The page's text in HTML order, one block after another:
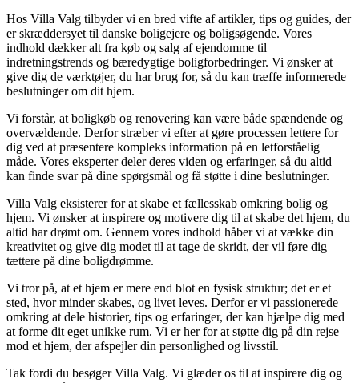
Hos Villa Valg tilbyder vi en bred vifte af artikler, tips og guides, der
er skræddersyet til danske boligejere og boligsøgende. Vores
indhold dækker alt fra køb og salg af ejendomme til
indretningstrends og bæredygtige boligforbedringer. Vi ønsker at
give dig de værktøjer, du har brug for, så du kan træffe informerede
beslutninger om dit hjem.
Vi forstår, at boligkøb og renovering kan være både spændende og
overvældende. Derfor stræber vi efter at gøre processen lettere for
dig ved at præsentere kompleks information på en letforståelig
måde. Vores eksperter deler deres viden og erfaringer, så du altid
kan finde svar på dine spørgsmål og få støtte i dine beslutninger.
Villa Valg eksisterer for at skabe et fællesskab omkring bolig og
hjem. Vi ønsker at inspirere og motivere dig til at skabe det hjem, du
altid har drømt om. Gennem vores indhold håber vi at vække din
kreativitet og give dig modet til at tage de skridt, der vil føre dig
tættere på dine boligdrømme.
Vi tror på, at et hjem er mere end blot en fysisk struktur; det er et
sted, hvor minder skabes, og livet leves. Derfor er vi passionerede
omkring at dele historier, tips og erfaringer, der kan hjælpe dig med
at forme dit eget unikke rum. Vi er her for at støtte dig på din rejse
mod et hjem, der afspejler din personlighed og livsstil.
Tak fordi du besøger Villa Valg. Vi glæder os til at inspirere dig og